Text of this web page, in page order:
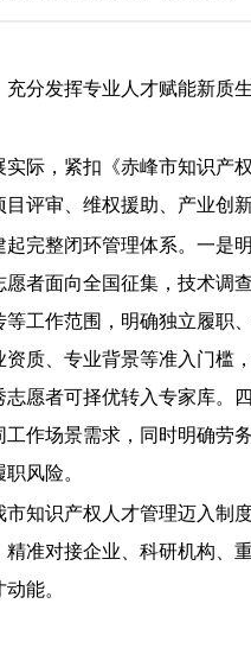
分发挥专业人才赋能新质
实际，紧扣《赤峰市知识
评审、维权援助、产业创
起完整闭环管理体系。一
者面向全国征集，技术调
工作范围，明确独立履职
质、专业背景等准入门槛
愿者可择优转入专家库。
作场景需求，同时明确劳
风险。
市知识产权人才管理迈入
准对接企业、科研机构、
能。